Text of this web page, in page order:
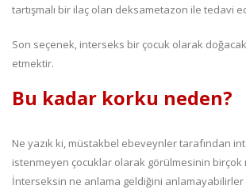
tartışmalı bir ilaç olan deksametazon ile tedavi
Son seçenek, interseks bir çocuk olarak
etmektir.
Bu kadar korku neden?
Ne yazık ki, müstakbel ebeveynler tarafından
istenmeyen çocuklar olarak görülmesinin birçok
İnterseksin ne anlama geldiğini